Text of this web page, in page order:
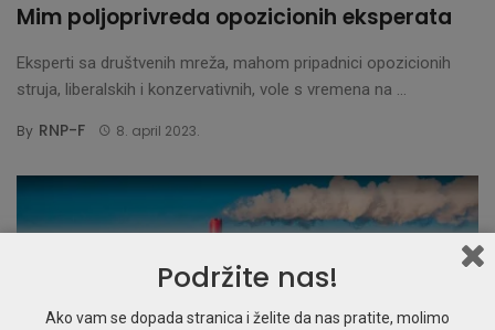
Mim poljoprivreda opozicionih eksperata
Eksperti sa društvenih mreža, mahom pripadnici opozicionih
struja, liberalskih i konzervativnih, vole s vremena na ...
By RNP-F 8. april 2023.
Podržite nas!
Ako vam se dopada stranica i želite da nas pratite, molimo